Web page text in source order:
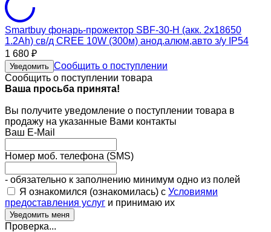
Smartbuy фонарь-прожектор SBF-30-H (акк. 2x18650
1.2Ah) св/д CREE 10W (300м) анод.алюм,авто з/у IP54
1 680 ₽
Уведомить Сообщить о поступлении
Сообщить о поступлении товара
Ваша просьба принята!
Вы получите уведомление о поступлении товара в
продажу на указанные Вами контакты
Ваш E-Mail
Номер моб. телефона (SMS)
- обязательно к заполнению минимум одно из полей
Я ознакомился (ознакомилась) с Условиями
предоставления услуг и принимаю их
Проверка...